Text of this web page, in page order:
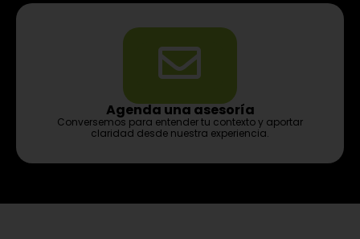
Agenda una asesoría
Conversemos para entender tu contexto y aportar
claridad desde nuestra experiencia.